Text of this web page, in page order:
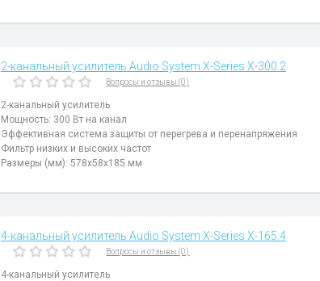
2-канальный усилитель Audio System X-Series X-300.2
Вопросы и отзывы (0)
2-канальный усилитель
Мощность: 300 Вт на канал
Эффективная система защиты от перегрева и перенапряжения
Фильтр низких и высоких частот
Размеры (мм): 578x58x185 мм
4-канальный усилитель Audio System X-Series X-165.4
Вопросы и отзывы (0)
4-канальный усилитель